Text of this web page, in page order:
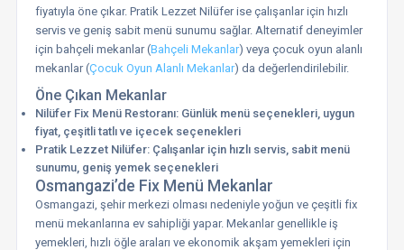
fiyatıyla öne çıkar. Pratik Lezzet Nilüfer ise çalışanlar için hızlı
servis ve geniş sabit menü sunumu sağlar. Alternatif deneyimler
için bahçeli mekanlar (Bahçeli Mekanlar) veya çocuk oyun alanlı
mekanlar (Çocuk Oyun Alanlı Mekanlar) da değerlendirilebilir.
Öne Çıkan Mekanlar
Nilüfer Fix Menü Restoranı: Günlük menü seçenekleri, uygun
fiyat, çeşitli tatlı ve içecek seçenekleri
Pratik Lezzet Nilüfer: Çalışanlar için hızlı servis, sabit menü
sunumu, geniş yemek seçenekleri
Osmangazi’de Fix Menü Mekanlar
Osmangazi, şehir merkezi olması nedeniyle yoğun ve çeşitli fix
menü mekanlarına ev sahipliği yapar. Mekanlar genellikle iş
yemekleri, hızlı öğle araları ve ekonomik akşam yemekleri için